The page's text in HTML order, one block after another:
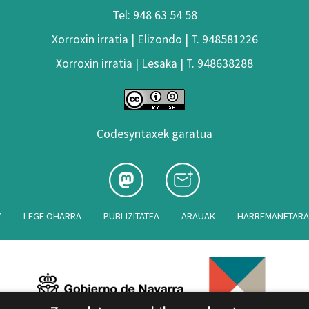
Tel: 948 63 54 58
Xorroxin irratia | Elizondo | T. 948581226
Xorroxin irratia | Lesaka | T. 948638288
Codesyntaxek garatua
LEGE OHARRA PUBLIZITATEA ARAUAK